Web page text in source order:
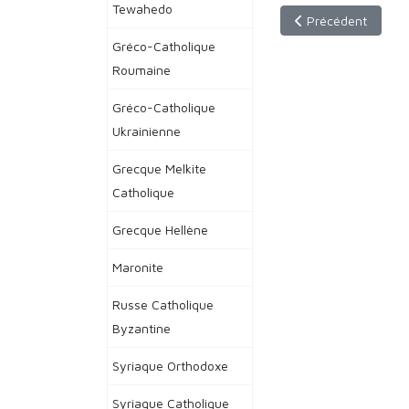
Tewahedo
Gréco-Catholique
Roumaine
Gréco-Catholique
Ukrainienne
Grecque Melkite
Catholique
Grecque Hellène
Maronite
Russe Catholique
Byzantine
Syriaque Orthodoxe
Syriaque Catholique
Article précédent :
Précédent